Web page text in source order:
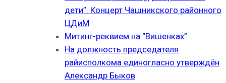
дети”. Концерт Чашникского районного
ЦДиМ
Митинг-реквием на “Вишенках”
На должность председателя
райисполкома единогласно утверждён
Александр Быков